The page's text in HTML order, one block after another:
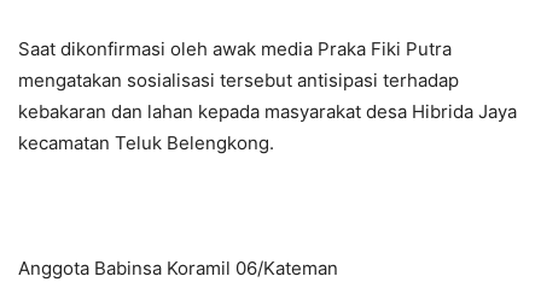
Saat dikonfirmasi oleh awak media Praka Fiki Putra
mengatakan sosialisasi tersebut antisipasi terhadap
kebakaran dan lahan kepada masyarakat desa Hibrida Jaya
kecamatan Teluk Belengkong.
Anggota Babinsa Koramil 06/Kateman